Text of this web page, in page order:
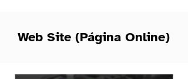
Web Site (Página Online)